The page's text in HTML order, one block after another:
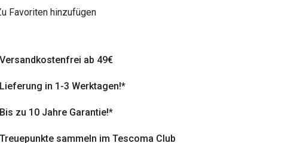
Favoriten hinzufügen
Versandkostenfrei ab 49€
Lieferung in 1-3 Werktagen!*
Bis zu 10 Jahre Garantie!*
Treuepunkte sammeln im Tescoma Club